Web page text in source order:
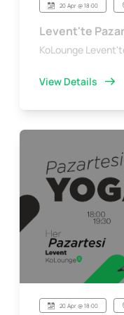
20 Apr @ 18:00
Levent'te
KoLounge
View Details
20 Apr @ 18:00